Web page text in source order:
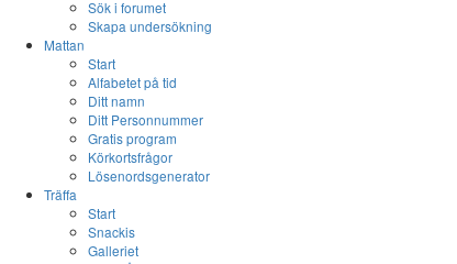
Sök i forumet
Skapa undersökning
Mattan
Start
Alfabetet på tid
Ditt namn
Ditt Personnummer
Gratis program
Körkortsfrågor
Lösenordsgenerator
Träffa
Start
Snackis
Galleriet